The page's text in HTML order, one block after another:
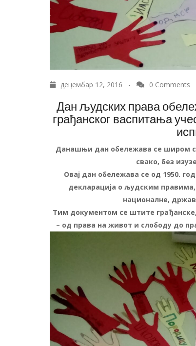
децембар 12, 2016 - 0 Comments
Дан људских права
грађанског васпитања
Данашњи дан обележава се широм
свако, без
Овај дан обележава се од 1950.
декларација о људским правима,
националне,
Тим документом се штите
– од права на живот и слободу до